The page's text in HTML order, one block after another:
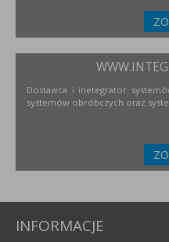
Dostawca i inetegrator
systemów obróbczych oraz
INFORMACJE